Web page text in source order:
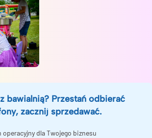
bawialnią? Przestań odbierać
zacznij sprzedawać.
operacyjny dla Twojego biznesu